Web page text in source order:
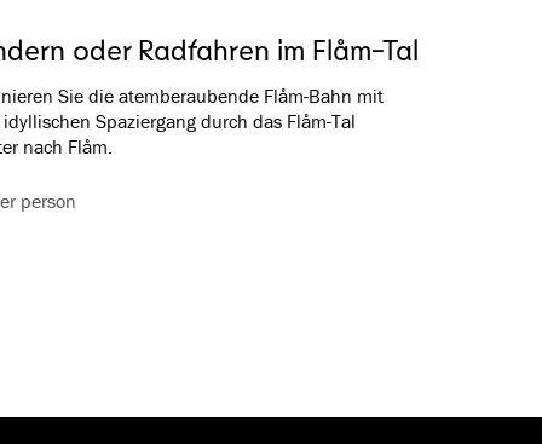
oder Radfahren im Flåm-Tal
Sie die atemberaubende Flåm-Bahn mit
Spaziergang durch das Flåm-Tal
nach Flåm.
person